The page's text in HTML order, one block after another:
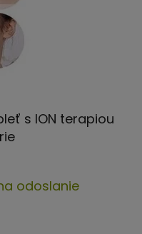
s ION terapiou
odoslanie